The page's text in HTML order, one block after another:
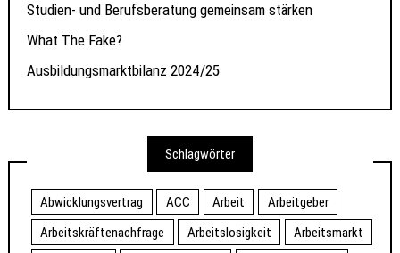
Studien- und Berufsberatung gemeinsam stärken
What The Fake?
Ausbildungsmarktbilanz 2024/25
Schlagwörter
Abwicklungsvertrag ACC Arbeit
Arbeitgeber
Arbeitskräftenachfrage
Arbeitslosigkeit
Arbeitsmarkt